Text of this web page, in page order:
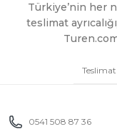
Türkiye’nin her
teslimat
0541 508 87 36